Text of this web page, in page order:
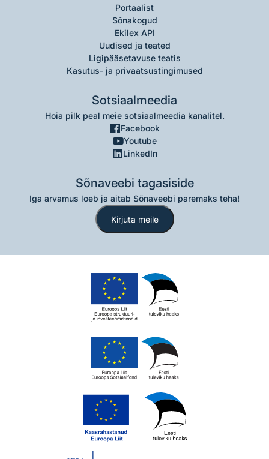
Portaalist
Sõnakogud
Ekilex API
Uudised ja teated
Ligipääsetavuse teatis
Kasutus- ja privaatsustingimused
Sotsiaalmeedia
Hoia pilk peal meie sotsiaalmeedia kanalitel.
Facebook
Youtube
LinkedIn
Sõnaveebi tagasiside
Iga arvamus loeb ja aitab Sõnaveebi paremaks teha!
Kirjuta meile